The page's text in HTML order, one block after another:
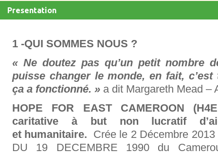
Presentation
1 -QUI SOMMES NOUS ?
« Ne doutez pas qu’un petit nombre
puisse changer le monde, en fait,
ça a fonctionné. » a dit Margareth Mead –
HOPE FOR EAST CAMEROON
caritative à but non lucratif
et humanitaire. Crée le 2 Décembre
DU 19 DECEMBRE 1990 du